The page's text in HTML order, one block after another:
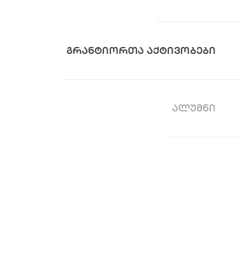
ᲒᲠᲐᲜᲢᲘᲝᲠᲗᲐ ᲐᲥᲢᲘᲕᲝᲑᲔᲑᲘ
ᲐᲚᲣᲛᲜᲘ